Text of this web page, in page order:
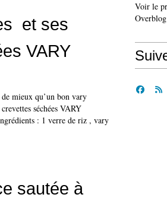
et ses
VARY
mieux qu’un bon vary
séchées VARY
: 1 verre de riz , vary
sautée à
Voir le
Overblog